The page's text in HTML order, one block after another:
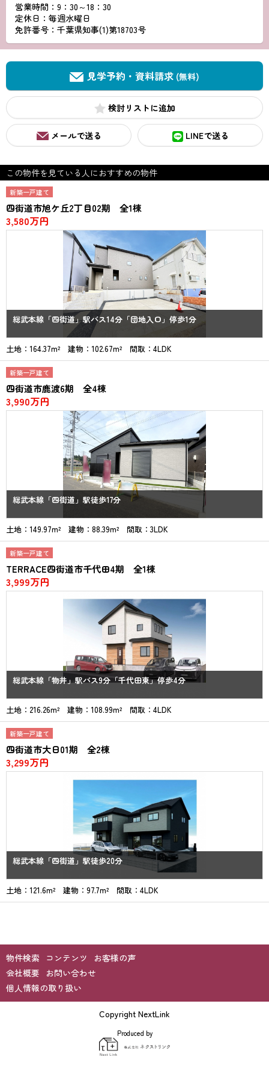
営業時間：9：30～18：30
定休日：毎週水曜日
免許番号：千葉県知事(1)第18703号
見学予約・資料請求 (無料)
検討リスト
メールで送る LINEで送る
この物件を見ている人におすすめの物件
新築一戸建て
四街道市旭ケ丘2丁目02期 全1棟
3,580万円
総武本線「四街道」駅バス14分「団地入口」停歩1分
土地：164.37m² 建物：102.67m² 間取：4LDK
新築一戸建て
四街道市鹿渡6期 全4棟
3,990万円
総武本線「四街道」駅徒歩17分
土地：149.97m² 建物：88.39m² 間取：3LDK
新築一戸建て
TERRACE四街道市千代田4期 全1棟
3,999万円
総武本線「物井」駅バス9分「千代田東」停歩4分
土地：216.26m² 建物：108.99m² 間取：4LDK
新築一戸建て
四街道市大日01期 全2棟
3,299万円
総武本線「四街道」駅徒歩20分
土地：121.6m² 建物：97.7m² 間取：4LDK
物件検索 コンテンツ
お客様の声
会社概要
お問い合わせ
個人情報の取り扱い
Copyright NextLink
Produced by